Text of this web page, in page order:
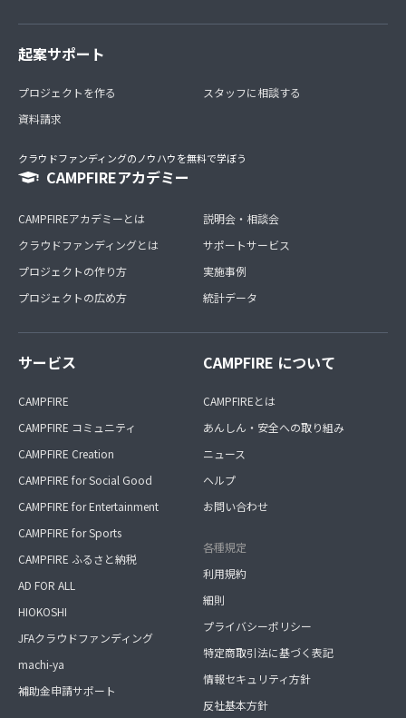
起案サポート
プロジェクトを作る
資料請求
スタッフに相談する
クラウドファンディングのノウハウを無料で学ぼう
CAMPFIREアカデミー
CAMPFIREアカデミーとは
クラウドファンディングとは
プロジェクトの作り方
プロジェクトの広め方
説明会・相談会
サポートサービス
実施事例
統計データ
サービス
CAMPFIRE
CAMPFIRE コミュニティ
CAMPFIRE Creation
CAMPFIRE for Social Good
CAMPFIRE for Entertainment
CAMPFIRE for Sports
CAMPFIRE ふるさと納税
AD FOR ALL
HIOKOSHI
JFAクラウドファンディング
machi-ya
補助金申請サポート
CAMPFIRE について
CAMPFIREとは
あんしん・安全への取り組み
ニュース
ヘルプ
お問い合わせ
各種規定
利用規約
細則
プライバシーポリシー
特定商取引法に基づく表記
情報セキュリティ方針
反社基本方針